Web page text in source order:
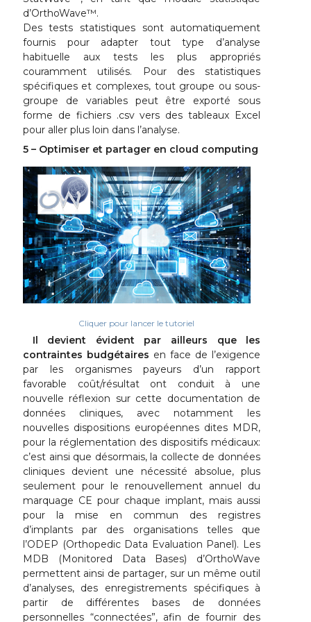
d’OrthoWave™.
Des tests statistiques sont automatiquement
fournis pour adapter tout type d’analyse
habituelle aux tests les plus appropriés
couramment utilisés. Pour des statistiques
spécifiques et complexes, tout groupe ou sous-
groupe de variables peut être exporté sous
forme de fichiers .csv vers des tableaux Excel
pour aller plus loin dans l’analyse.
5 – Optimiser et partager en cloud computing
Cliquer pour lancer le tutoriel
Il devient évident par ailleurs que les
contraintes budgétaires en face de l’exigence
par les organismes payeurs d’un rapport
favorable coût/résultat ont conduit à une
nouvelle réflexion sur cette documentation de
données cliniques, avec notamment les
nouvelles dispositions européennes dites MDR,
pour la réglementation des dispositifs médicaux:
c’est ainsi que désormais, la collecte de données
cliniques devient une nécessité absolue, plus
seulement pour le renouvellement annuel du
marquage CE pour chaque implant, mais aussi
pour la mise en commun des registres
d’implants par des organisations telles que
l’ODEP (Orthopedic Data Evaluation Panel). Les
MDB (Monitored Data Bases) d’OrthoWave
permettent ainsi de partager, sur un même outil
d’analyses, des enregistrements spécifiques à
partir de différentes bases de données
personnelles “connectées”, afin de fournir des